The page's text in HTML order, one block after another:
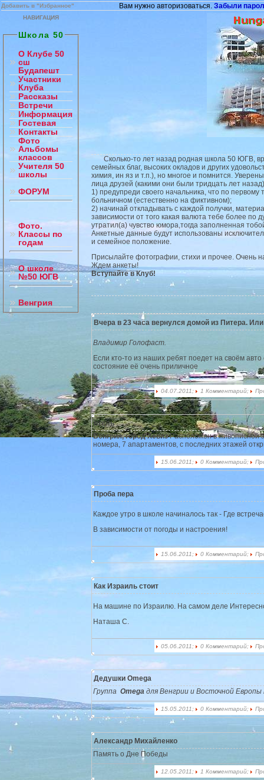
Добавить в "Избранное" Вам нужно авторизоваться. Забыли
НАВИГАЦИЯ
Школа 50
О Клубе 50
сш
Будапешт
Участники
Клуба
Рассказы
Встречи
Информация
Гостевая
Контакты
Фото
Альбомы
классов
Учителя 50
школы
ФОРУМ
Фото.
Классы по
годам
О школе
№50 ЮГВ
Венгрия
Сколько-то лет назад родная школа 50 ЮГВ,
семейных благ, высоких окладов и других
химия, ин яз и т.п.), но многое и помнится.
лица друзей (какими они были тридцать лет
1) предупреди своего начальника, что по
больничном (естественно на фиктивном);
2) начинай откладывать с каждой получки,
зависимости от того какая валюта тебе более по
утратил(а) чувство юмора,тогда заполненная
Анкетные данные будут использованы
и семейное положение.
Присылайте фотографии, стихи и прочее. Очень
Ждем анкеты!
Вступайте в Клуб!
Вчера в 23 часа вернулся домой из Питера.
Владимир Голофаст.
Если кто-то из наших ребят поедет на своём
состояние её очень приличное
04.07.2011; 1 Комментарий;
отель
Венгрия, город ХевизРасположен в живописной
номера, 7 апартаментов, с последних этажей
15.06.2011; 0 Комментарий;
Проба пера
Каждое утро в школе начиналось так - Где
В зависимости от погоды и настроения!
15.06.2011; 0 Комментарий;
Как Израиль стоит
На машине по Израилю. На самом деле
Наташа С.
05.06.2011; 0 Комментарий;
Дедушки Omega
Группа Omega для Венгрии и Восточной
15.05.2011; 0 Комментарий;
Александр Михайленко
Память о Дне Победы
12.05.2011; 1 Комментарий;